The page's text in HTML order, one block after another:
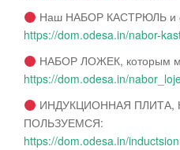
Наш НАБОР КАСТРЮЛЬ и
https://dom.odesa.in/nabor-
НАБОР ЛОЖЕК, которым
https://dom.odesa.in/
ИНДУКЦИОННАЯ
ПОЛЬЗУЕМСЯ:
https://dom.odesa.in/